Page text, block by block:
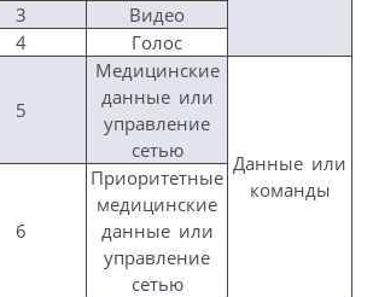
3
Видео
4
Голос
5
Медицинские
данные или
управление
сетью
Данные или
команды
6
Приоритетные
медицинские
данные или
управление
сетью